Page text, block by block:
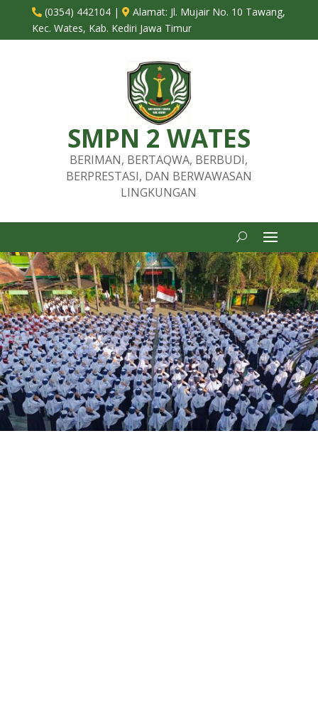
 (0354) 442104|  Alamat: Jl. Mujair No. 10 Tawang,
Kec. Wates, Kab. Kediri Jawa Timur
SMPN 2 WATES
BERIMAN, BERTAQWA, BERBUDI,
BERPRESTASI, DAN BERWAWASAN
LINGKUNGAN